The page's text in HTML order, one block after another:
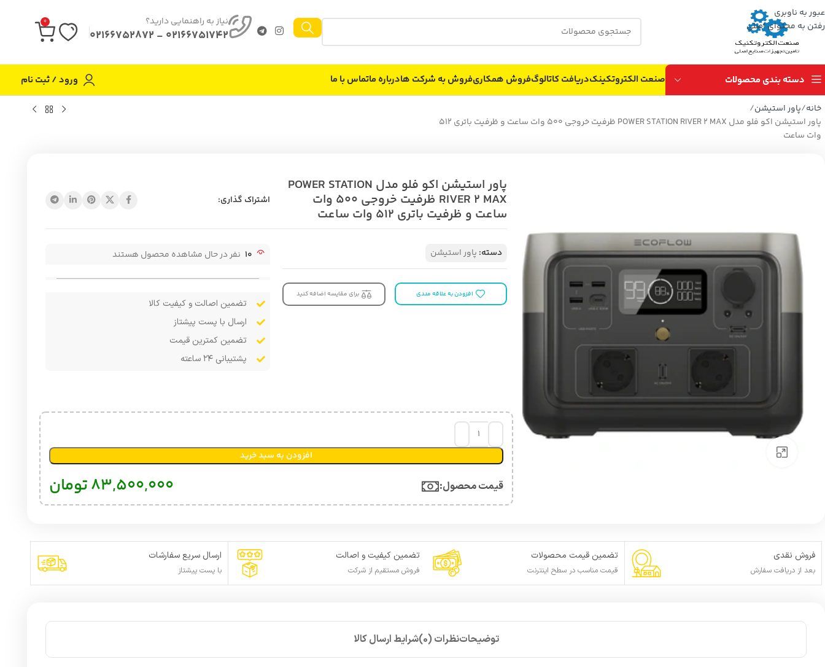
عبور به ناوبری
رفتن به محتوای اصلی
نیاز به راهنمایی دارید؟
02166751742 - 02166752872
0
دسته بندی محصولات صنعت الکتروتکینکدریافت کاتالوگفروش همکاریفروش به شركت هادرباره ماتماس با ما ورود / ثبت نام
خانه پاور استیشن
پاور استیشن اکو فلو مدل POWER STATION RIVER 2 MAX ظرفیت خروجی 500 وات ساعت و ظرفیت باتری 512
وات ساعت
پاور استیشن اکو فلو مدل POWER STATION
RIVER 2 MAX ظرفیت خروجی 500 وات
ساعت و ظرفیت باتری 512 وات ساعت
اشتراک گذاری:
دسته: پاور استیشن
افزودن به علاقه مندی برای مقایسه اضافه کنید
10 نفر در حال مشاهده محصول هستند
تضمین اصالت و کیفیت کالا
ارسال با پست پیشتاز
تضمین کمترین قیمت
پشتیبانی ۲۴ ساعته
افزودن به سبد خرید
قیمت محصول:​ 83,500,000تومان
فروش نقدی
بعد از دریافت سفارش
تضمین قیمت محصولات
قیمت مناسب در سطح اینترنت
تضمین کیفیت و اصالت
فروش مستقیم از شرکت
ارسال سریع سفارشات
با پست پیشتاز
توضیحاتنظرات (0) شرایط ارسال کالا